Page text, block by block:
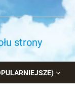
strony